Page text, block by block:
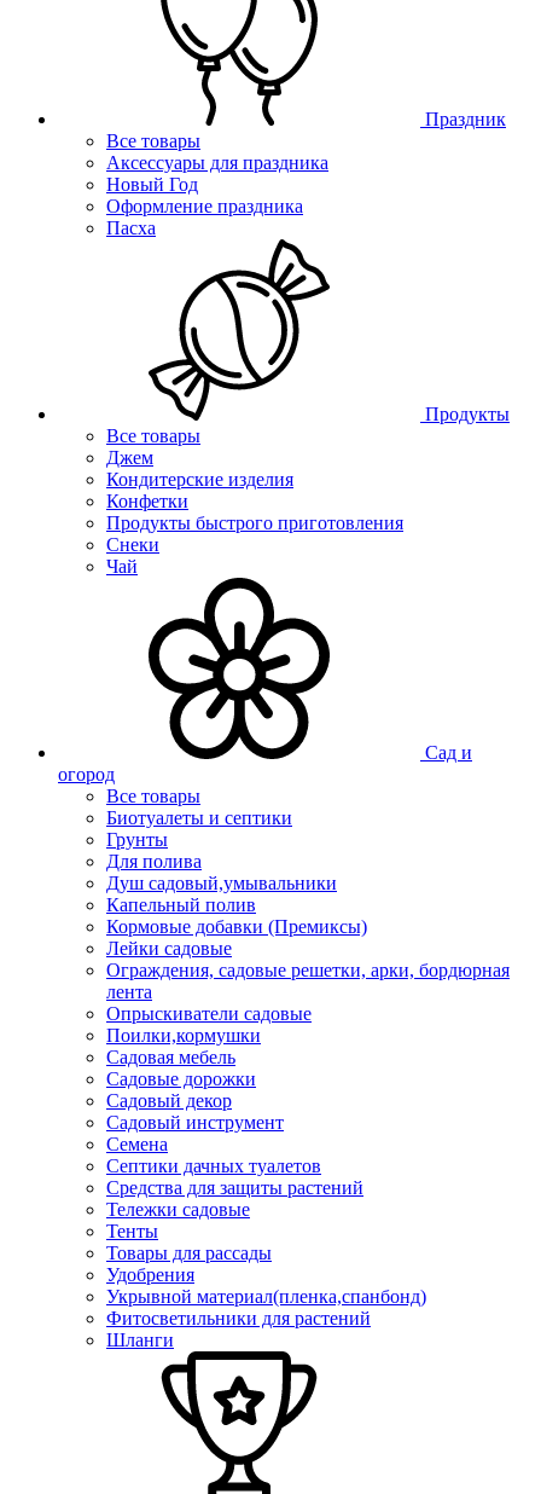
Праздник
Все товары
Аксессуары для праздника
Новый Год
Оформление праздника
Пасха
Продукты
Все товары
Джем
Кондитерские изделия
Конфетки
Продукты быстрого приготовления
Снеки
Чай
Сад и
огород
Все товары
Биотуалеты и септики
Грунты
Для полива
Душ садовый,умывальники
Капельный полив
Кормовые добавки (Премиксы)
Лейки садовые
Ограждения, садовые решетки, арки, бордюрная
лента
Опрыскиватели садовые
Поилки,кормушки
Садовая мебель
Садовые дорожки
Садовый декор
Садовый инструмент
Семена
Септики дачных туалетов
Средства для защиты растений
Тележки садовые
Тенты
Товары для рассады
Удобрения
Укрывной материал(пленка,спанбонд)
Фитосветильники для растений
Шланги